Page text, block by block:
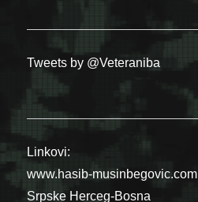
Tweets by @Veteraniba
Linkovi:
www.hasib-musinbegovic.com
Srpske Herceg-Bosna